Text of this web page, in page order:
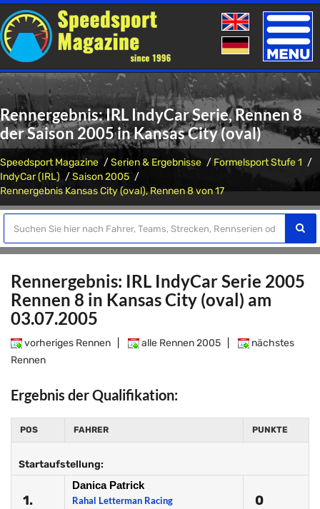
Toggle
Rennergebnis: IRL IndyCar Serie, Rennen 8
der Saison 2005 in Kansas City (oval)
Speedsport Magazine Serien & Ergebnisse
Formelsport Stufe 1
IndyCar (IRL)
Saison 2005
Rennergebnis Kansas City (oval), Rennen 8 von 17
Rennergebnis: IRL IndyCar Serie 2005
Rennen 8 in Kansas City (oval) am
03.07.2005
vorheriges Rennen alle Rennen 2005
nächstes
Rennen
Ergebnis der Qualifikation:
POS FAHRER PUNKTE
Startaufstellung:
1.
Danica Patrick
Rahal Letterman Racing
0